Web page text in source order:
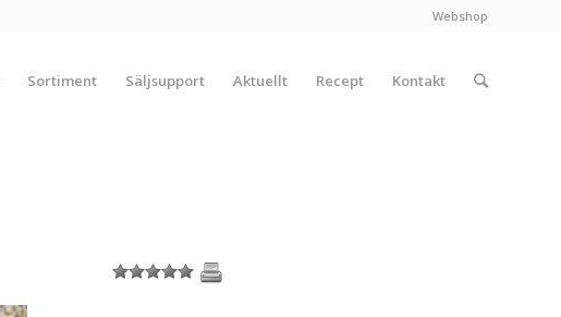
Webshop
Sortiment Säljsupport Aktuellt Recept Kontakt
1 2 3 4 5